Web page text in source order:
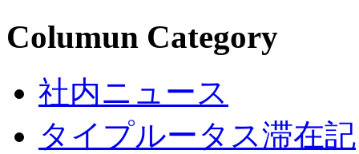
Columun Category
社内ニュース
タイプルータス滞在記